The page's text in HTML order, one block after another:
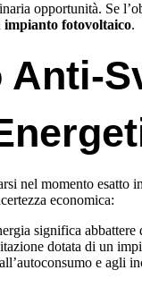
opportunità. Se
impianto fotovoltaico.
Anti-
nel momento esatto
economica:
significa
dotata di un
e agli